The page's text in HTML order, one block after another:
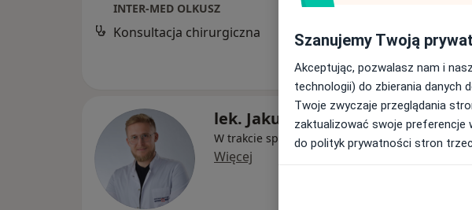
INTER-MED OLKUSZ
Konsultacja chirurgiczna 250 zł
lek. Jakub Ciepał
W trakcie specjalizacji (Chirurg)·
Więcej
Szanujemy Twoją
Akceptując, pozwalasz nam i
technologii) do zbierania
Twoje zwyczaje przeglądania
zaktualizować swoje preferencje
do polityk prywatności stron